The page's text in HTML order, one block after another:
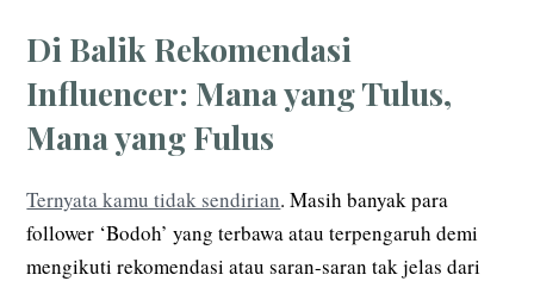
Di Balik Rekomendasi
Influencer: Mana yang Tulus,
Mana yang Fulus
Ternyata kamu tidak sendirian. Masih banyak para
follower ‘Bodoh’ yang terbawa atau terpengaruh demi
mengikuti rekomendasi atau saran-saran tak jelas dari